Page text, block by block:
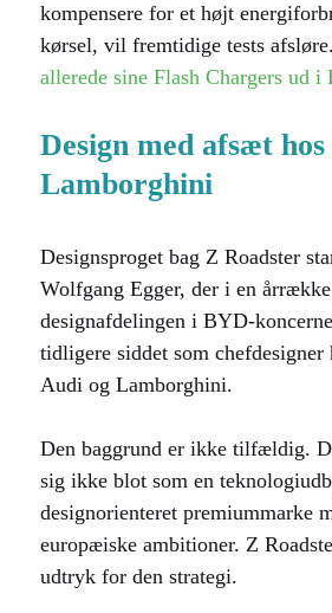
kompensere for et højt
kørsel, vil fremtidige tests afsløre.
allerede sine Flash Chargers ud i
Design med afsæt
Lamborghini
Designsproget bag Z Roadster
Wolfgang Egger, der i en
designafdelingen i BYD-
tidligere siddet som
Audi og Lamborghini.
Den baggrund er ikke tilfældig.
sig ikke blot som en
designorienteret premiummarke
europæiske ambitioner. Z
udtryk for den strategi.